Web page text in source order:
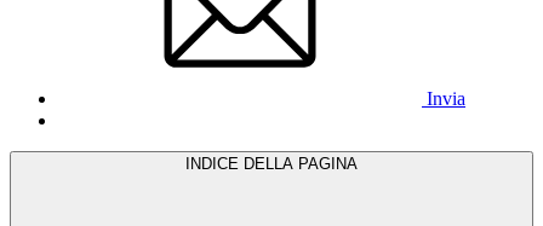
Invia
INDICE DELLA PAGINA